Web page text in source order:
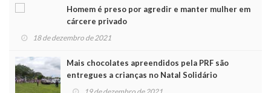
Homem é preso por agredir e manter mulher em
cárcere privado
18 de dezembro de 2021
Mais chocolates apreendidos pela PRF são
entregues a crianças no Natal Solidário